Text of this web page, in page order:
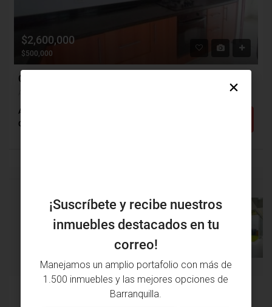
$2,600,000
$500,000
Alcobas: 3
Casa
PROPIEDAD
PRÓXIMA
Issa Saieh Inmobiliaria
¡Suscríbete y recibe nuestros
inmuebles destacados en tu
correo!
Manejamos un amplio portafolio con más de
1.500 inmuebles y las mejores opciones de
Barranquilla.